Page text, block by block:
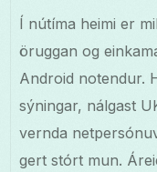
Í nútíma heimi er
öruggan og
Android notendur.
sýningar, nálgast
vernda
gert stórt mun.